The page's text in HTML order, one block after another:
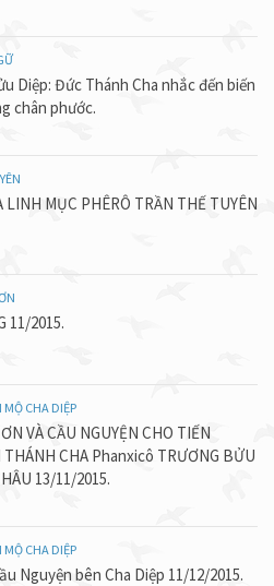
Diệp: Đức Thánh Cha nhắc đến biến
chân phước.
LINH MỤC PHÊRÔ TRẦN THẾ TUYÊN
11/2015.
CHA DIỆP
VÀ CẦU NGUYỆN CHO TIẾN
THÁNH CHA Phanxicô TRƯƠNG BỬU
13/11/2015.
CHA DIỆP
Nguyện bên Cha Diệp 11/12/2015.